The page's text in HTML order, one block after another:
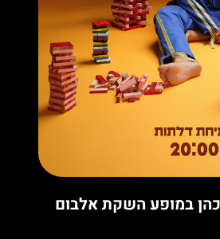
במופע השקת אלבום